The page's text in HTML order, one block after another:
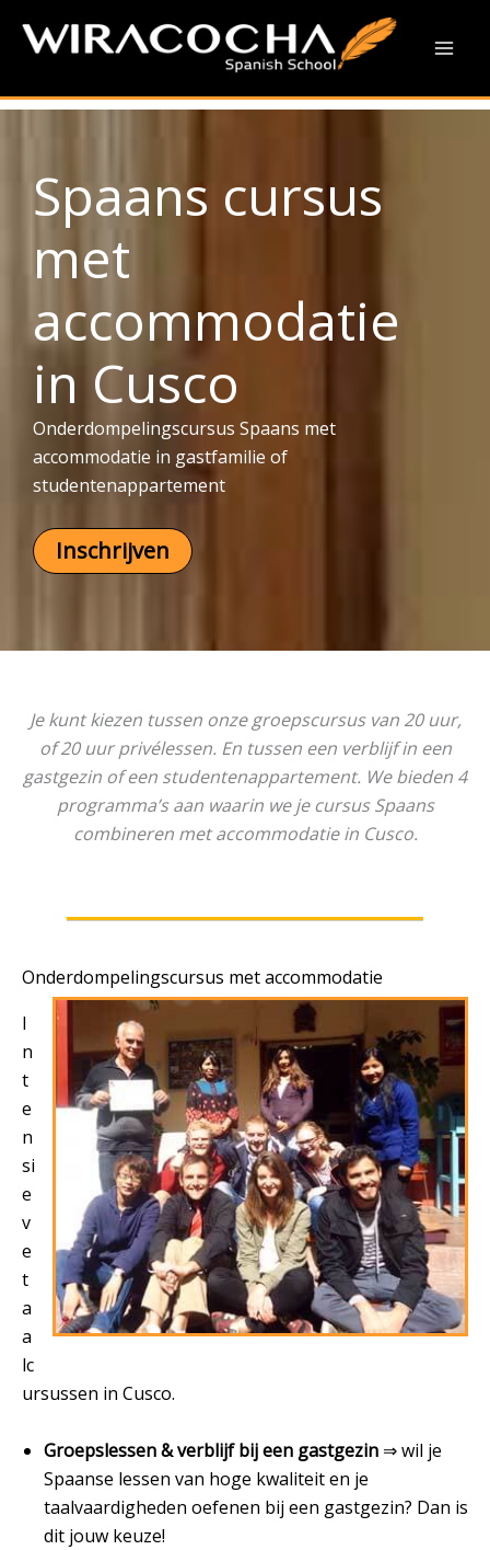
naar
inhoud
Onderdompelingscursus
Spaans
Spaans cursus
met
accommodatie
in Cusco
Onderdompelingscursus Spaans met
accommodatie in gastfamilie of
studentenappartement
Inschrijven
Je kunt kiezen tussen onze groepscursus van 20 uur,
of 20 uur privélessen. En tussen een verblijf in een
gastgezin of een studentenappartement. We bieden 4
programma’s aan waarin we je cursus Spaans
combineren met accommodatie in Cusco.
Onderdompelingscursus met accommodatie
I
n
t
e
n
si
e
v
e
t
a
a
lc
ursussen in Cusco.
Groepslessen & verblijf bij een gastgezin ⇒ wil je
Spaanse lessen van hoge kwaliteit en je
taalvaardigheden oefenen bij een gastgezin? Dan is
dit jouw keuze!